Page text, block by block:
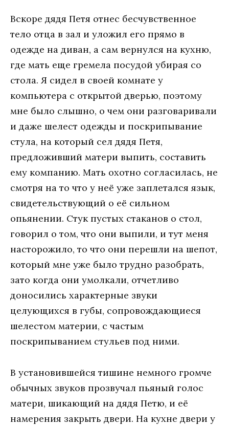
Вскоре дядя Петя отнес бесчувственное
тело отца в зал и уложил его прямо в
одежде на диван, а сам вернулся на кухню,
где мать еще гремела посудой убирая со
стола. Я сидел в своей комнате у
компьютера с открытой дверью, поэтому
мне было слышно, о чем они разговаривали
и даже шелест одежды и поскрипывание
стула, на который сел дядя Петя,
предложивший матери выпить, составить
ему компанию. Мать охотно согласилась, не
смотря на то что у неё уже заплетался язык,
свидетельствующий о её сильном
опьянении. Стук пустых стаканов о стол,
говорил о том, что они выпили, и тут меня
насторожило, то что они перешли на шепот,
который мне уже было трудно разобрать,
зато когда они умолкали, отчетливо
доносились характерные звуки
целующихся в губы, сопровождающиеся
шелестом материи, с частым
поскрипыванием стульев под ними.
В установившейся тишине немного громче
обычных звуков прозвучал пьяный голос
матери, шикающий на дядя Петю, и её
намерения закрыть двери. На кухне двери у